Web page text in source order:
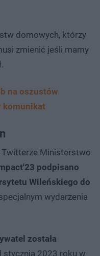
domowych, którzy
zmienić jeśli mamy
na oszustów
komunikat
Twitterze Ministerstwo
podpisano
Wileńskiego do
wydarzenia
została
stycznia 2023 roku w